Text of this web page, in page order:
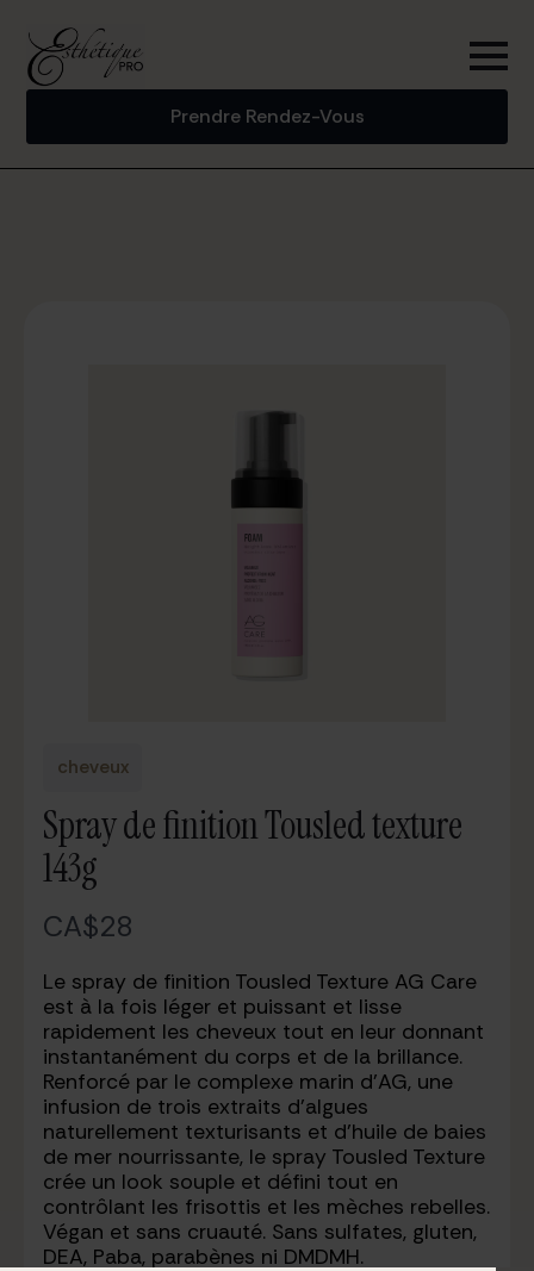
Prendre Rendez-Vous
cheveux
Spray de finition Tousled texture
143g
N
o
w
CA$28
Le spray de finition Tousled Texture AG Care
est à la fois léger et puissant et lisse
rapidement les cheveux tout en leur donnant
instantanément du corps et de la brillance.
Renforcé par le complexe marin d’AG, une
infusion de trois extraits d’algues
naturellement texturisants et d’huile de baies
de mer nourrissante, le spray Tousled Texture
crée un look souple et défini tout en
contrôlant les frisottis et les mèches rebelles.
Végan et sans cruauté. Sans sulfates, gluten,
DEA, Paba, parabènes ni DMDMH.